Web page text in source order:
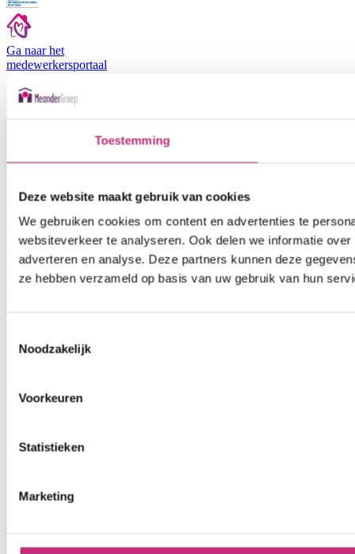
Toestemming
Deze website maakt gebruik van cookies
We gebruiken cookies om content en advertenties te
websiteverkeer te analyseren. Ook delen we informatie
adverteren en analyse. Deze partners kunnen deze
ze hebben verzameld op basis van uw gebruik van hun
Noodzakelijk
Voorkeuren
Statistieken
Marketing
Ga naar het
medewerkersportaal